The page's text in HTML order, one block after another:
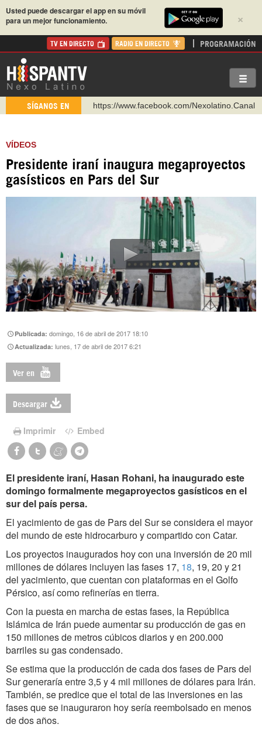
×
Usted puede descargar el app en su móvil
para un mejor funcionamiento.
TV EN DIRECTO RADIO EN DIRECTO PROGRAMACIÓN
SÍGANOS EN
https://www.facebook.com/Nexolatino.Canal
https://t.me/hispantvcanal
https://urmedium.com/c/hispantv
Instagram como: hispan_tv
VÍDEOS
Presidente iraní inaugura megaproyectos
gasísticos en Pars del Sur
Publicada:domingo, 16 de abril de 2017 18:10
Actualizada:lunes, 17 de abril de 2017 6:21
Ver en
Descargar
Imprimir Embed
El presidente iraní, Hasan Rohani, ha inaugurado este
domingo formalmente megaproyectos gasísticos en el
sur del país persa.
El yacimiento de gas de Pars del Sur se considera el mayor
del mundo de este hidrocarburo y compartido con Catar.
Los proyectos inaugurados hoy con una inversión de 20 mil
millones de dólares incluyen las fases 17, 18, 19, 20 y 21
del yacimiento, que cuentan con plataformas en el Golfo
Pérsico, así como refinerías en tierra.
Con la puesta en marcha de estas fases, la República
Islámica de Irán puede aumentar su producción de gas en
150 millones de metros cúbicos diarios y en 200.000
barriles su gas condensado.
Se estima que la producción de cada dos fases de Pars del
Sur generaría entre 3,5 y 4 mil millones de dólares para Irán.
También, se predice que el total de las inversiones en las
fases que se inauguraron hoy sería reembolsado en menos
de dos años.